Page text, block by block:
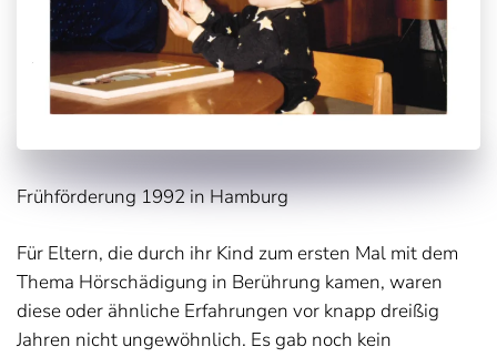
Frühförderung 1992 in Hamburg
Für Eltern, die durch ihr Kind zum ersten Mal mit dem
Thema Hörschädigung in Berührung kamen, waren
diese oder ähnliche Erfahrungen vor knapp dreißig
Jahren nicht ungewöhnlich. Es gab noch kein